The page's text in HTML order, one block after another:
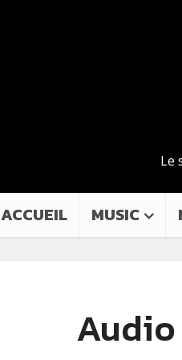
Le
ACCUEIL MUSIC
Audio